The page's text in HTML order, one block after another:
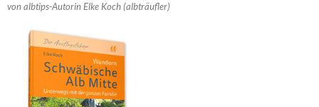
von albtips-Autorin Elke Koch (albträufler)